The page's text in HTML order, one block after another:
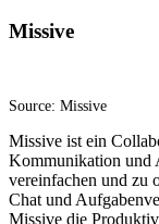
Missive
Source: Missive
Missive ist ein
Kommunikation und
vereinfachen und zu
Chat und
Missive die